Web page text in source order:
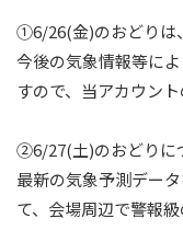
①6/26(金)のおどりは
今後の気象情報等に
すので、当アカウン
②6/27(土)のおどりに
最新の気象予測デー
て、会場周辺で警報